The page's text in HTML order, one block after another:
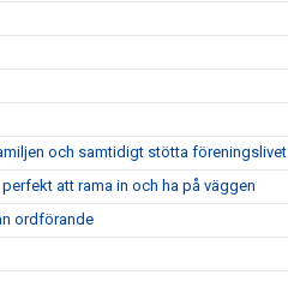
och samtidigt stötta föreningslivet
att rama in och ha på väggen
ordförande